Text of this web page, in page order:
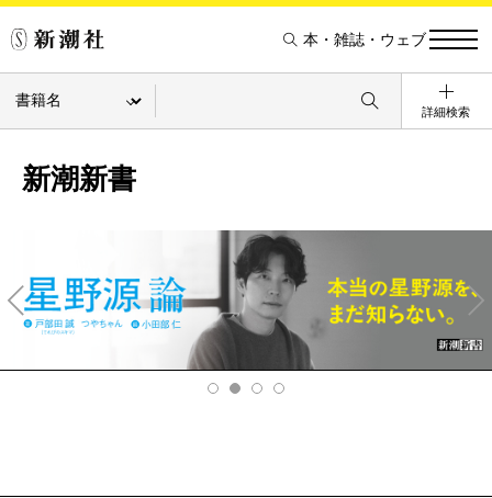
本・雑誌・ウェブ
詳細検索
新潮新書
v
Ne
xt